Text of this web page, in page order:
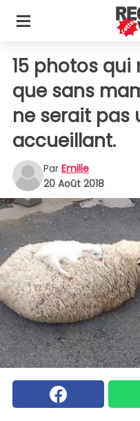
15 photos
que sans
ne serait pas
accueillant.
Par Emilie
20 Août 2018